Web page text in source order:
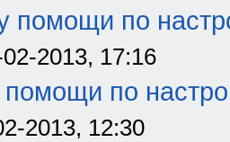
помощи по
2013, 17:16
по
2013, 12:30